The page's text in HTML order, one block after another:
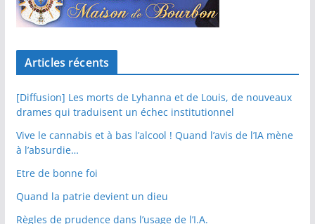
Articles récents
[Diffusion] Les morts de Lyhanna et de Louis, de nouveaux
drames qui traduisent un échec institutionnel
Vive le cannabis et à bas l’alcool ! Quand l’avis de l’IA mène
à l’absurdie…
Etre de bonne foi
Quand la patrie devient un dieu
Règles de prudence dans l’usage de l’I.A.